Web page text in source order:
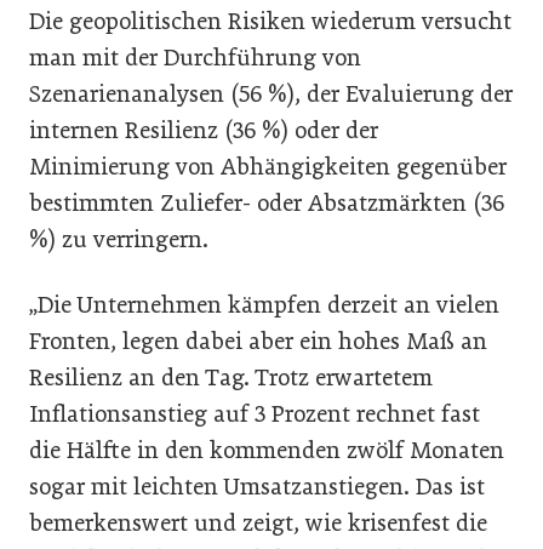
Die geopolitischen Risiken wiederum versucht
man mit der Durchführung von
Szenarienanalysen (56 %), der Evaluierung der
internen Resilienz (36 %) oder der
Minimierung von Abhängigkeiten gegenüber
bestimmten Zuliefer- oder Absatzmärkten (36
%) zu verringern.
„Die Unternehmen kämpfen derzeit an vielen
Fronten, legen dabei aber ein hohes Maß an
Resilienz an den Tag. Trotz erwartetem
Inflationsanstieg auf 3 Prozent rechnet fast
die Hälfte in den kommenden zwölf Monaten
sogar mit leichten Umsatzanstiegen. Das ist
bemerkenswert und zeigt, wie krisenfest die